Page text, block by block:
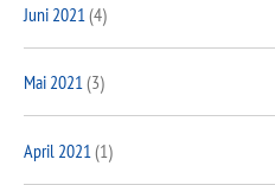
Juni 2021 (4)
Mai 2021(3)
April 2021 (1)